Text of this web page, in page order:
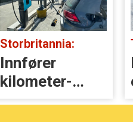
Storbritannia:
Innfører
kilometer­
avgift for